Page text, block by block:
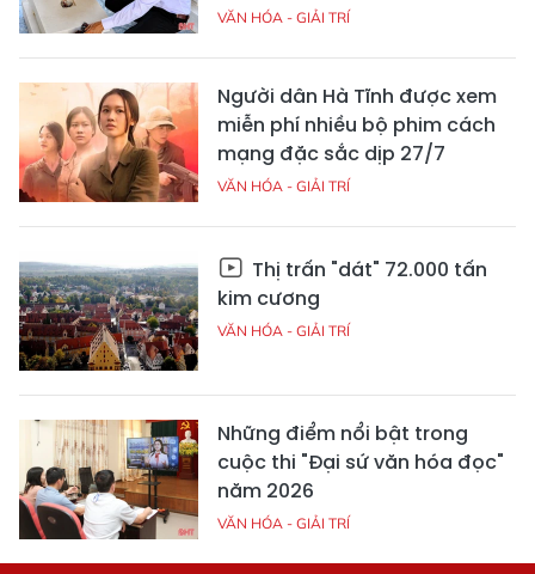
VĂN HÓA - GIẢI TRÍ
Người dân Hà Tĩnh được xem
miễn phí nhiều bộ phim cách
mạng đặc sắc dịp 27/7
VĂN HÓA - GIẢI TRÍ
Thị trấn "dát" 72.000 tấn
kim cương
VĂN HÓA - GIẢI TRÍ
Những điểm nổi bật trong
cuộc thi "Đại sứ văn hóa đọc"
năm 2026
VĂN HÓA - GIẢI TRÍ